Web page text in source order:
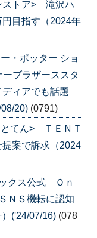
ストア> 滝沢ハ
目指す（2024年
・ポッター ショ
ブラザーススタ
ィアでも話題
20) (0791)
てん> ＴＥＮＴ
案で訴求（2024
クス公式 Ｏｎ
ＮＳ機転に認知
('24/07/16) (078